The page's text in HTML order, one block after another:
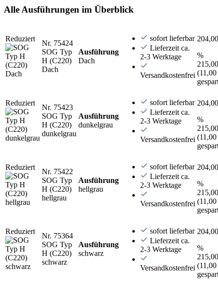
Alle Ausführungen im Überblick
Reduziert
Nr. 75424
SOG Typ
H (C220)
Dach
Ausführung
Dach
sofort lieferbar
Lieferzeit ca.
2-3 Werktage
Versandkostenfrei
%
(11,00
Reduziert
Nr. 75423
SOG Typ
H (C220)
dunkelgrau
Ausführung
dunkelgrau
sofort lieferbar
Lieferzeit ca.
2-3 Werktage
Versandkostenfrei
%
(11,00
Reduziert
Nr. 75422
SOG Typ
H (C220)
hellgrau
Ausführung
hellgrau
sofort lieferbar
Lieferzeit ca.
2-3 Werktage
Versandkostenfrei
%
(11,00
Reduziert
Nr. 75364
SOG Typ
H (C220)
schwarz
Ausführung
schwarz
sofort lieferbar
Lieferzeit ca.
2-3 Werktage
Versandkostenfrei
%
(11,00